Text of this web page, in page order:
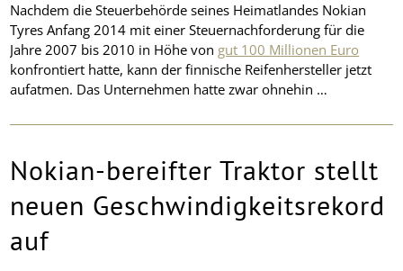
Nachdem die Steuerbehörde seines Heimatlandes Nokian
Tyres Anfang 2014 mit einer Steuernachforderung für die
Jahre 2007 bis 2010 in Höhe von gut 100 Millionen Euro
konfrontiert hatte, kann der finnische Reifenhersteller jetzt
aufatmen. Das Unternehmen hatte zwar ohnehin …
Nokian-bereifter Traktor stellt
neuen Geschwindigkeitsrekord
auf